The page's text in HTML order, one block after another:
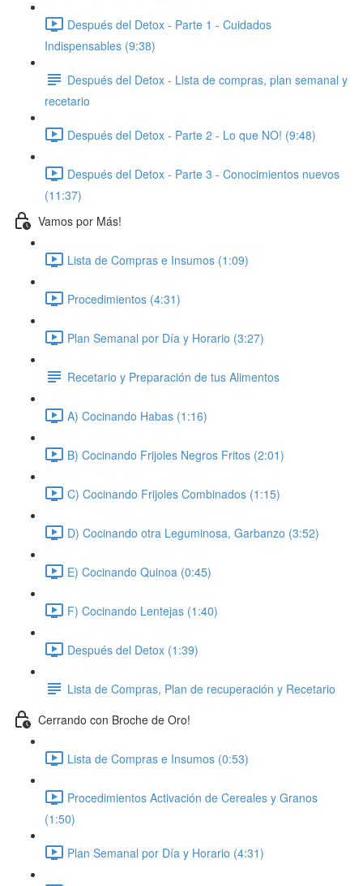
Después del Detox - Parte 1 - Cuidados
Indispensables (9:38)
Después del Detox - Lista de compras, plan semanal y
recetario
Después del Detox - Parte 2 - Lo que NO! (9:48)
Después del Detox - Parte 3 - Conocimientos nuevos
(11:37)
Vamos por Más!
Lista de Compras e Insumos (1:09)
Procedimientos (4:31)
Plan Semanal por Día y Horario (3:27)
Recetario y Preparación de tus Alimentos
A) Cocinando Habas (1:16)
B) Cocinando Frijoles Negros Fritos (2:01)
C) Cocinando Frijoles Combinados (1:15)
D) Cocinando otra Leguminosa, Garbanzo (3:52)
E) Cocinando Quinoa (0:45)
F) Cocinando Lentejas (1:40)
Después del Detox (1:39)
Lista de Compras, Plan de recuperación y Recetario
Cerrando con Broche de Oro!
Lista de Compras e Insumos (0:53)
Procedimientos Activación de Cereales y Granos
(1:50)
Plan Semanal por Día y Horario (4:31)